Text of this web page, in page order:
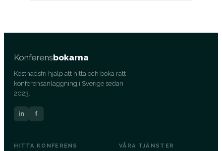
Konferensbokarna
Kostnadsfri hjälp att hitta och boka rätt
konferensanläggning i Sverige sedan
2023.
in f
HITTA KONFERENS VÅRA TJÄNSTER